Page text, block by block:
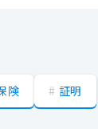
険 証明